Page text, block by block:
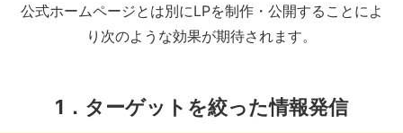
公式ホームページとは別にLPを制作・公開することによ
り次のような効果が期待されます。
1．ターゲットを絞った情報発信